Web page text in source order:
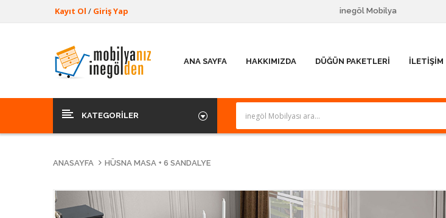
inegöl Mobilya
Kayıt Ol / Giriş Yap
ANA SAYFA HAKKIMIZDA DÜĞÜN PAKETLERI İLETIŞIM
KATEGORILER
ANASAYFA HÜSNA MASA + 6 SANDALYE